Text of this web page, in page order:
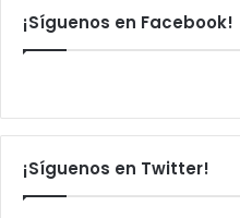
¡Síguenos en Facebook!
¡Síguenos en Twitter!